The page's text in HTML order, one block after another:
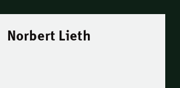
Norbert Lieth